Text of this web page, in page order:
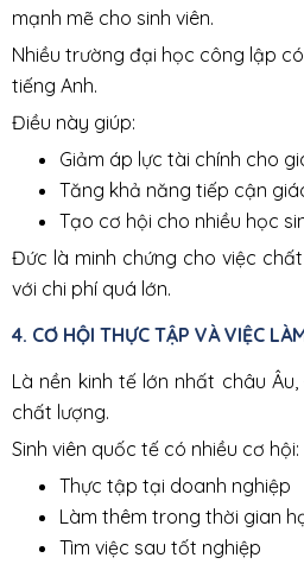
mạnh mẽ cho sinh viên.
Nhiều trường đại học công lập
tiếng Anh.
Điều này giúp:
Giảm áp lực tài chính cho
Tăng khả năng tiếp cận
Tạo cơ hội cho nhiều học
Đức là minh chứng cho việc
với chi phí quá lớn.
4. CƠ HỘI THỰC TẬP VÀ VIỆC
Là nền kinh tế lớn nhất châu
chất lượng.
Sinh viên quốc tế có nhiều cơ hội:
Thực tập tại doanh nghiệp
Làm thêm trong thời gian
Tìm việc sau tốt nghiệp